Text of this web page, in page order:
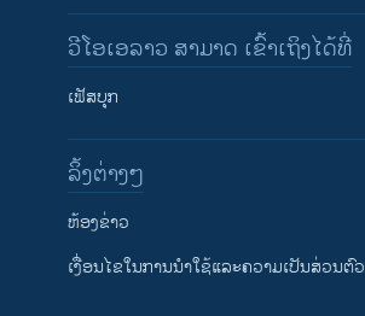
ຕິດຕາມພວກເຮົາ ທີ່
ວີໂອເອລາວ ສາມາດ ເຂົ້າເຖິງໄດ້ທີ່
ເຟັສບຸກ
​ລິ້ງ​ຕ່າງໆ
​ຫ້ອງ​ຂ່າວ
​ເງື່ອນ​ໄຂ​ໃນ​ການ​ນຳ​ໃຊ້​ແລະຄວາມ​ເປັນ​ສ່​ວນ​ຕົວ